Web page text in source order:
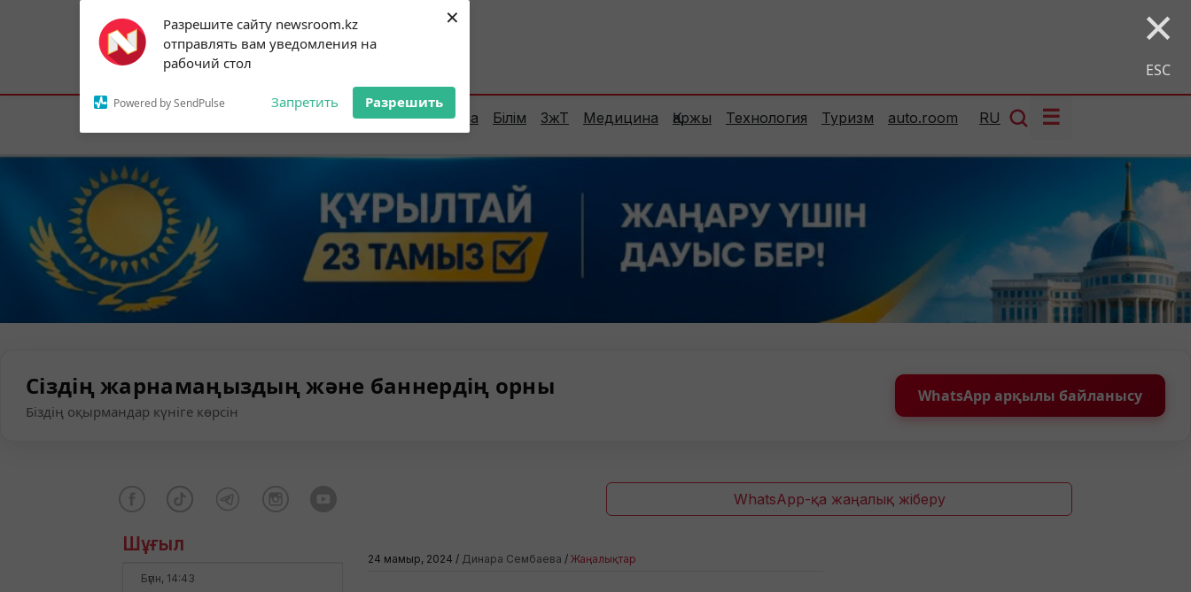
Разрешите сайту newsroom.kz
отправлять вам уведомления на
рабочий стол
Powered by SendPulse Запретить Разрешить
× ×
ESC
Subscribe to our
notifications!
To enable permission prompts, click on
the notification icon
Астана:26°C Алматы:31°C Шымкент:
Елорда Сараптама Білім ЗжТ Медицина Қаржы Технология Туризм auto.room RU ☰
Сіздің жарнамаңыздың және баннердің орны
Біздің оқырмандар күніге көрсін
WhatsApp арқылы байланысу
WhatsApp-қа жаңалық жіберу
Шұғыл
Бүгін, 14:43
24 мамыр, 2024 / Динара Сембаева / Жаңалықтар